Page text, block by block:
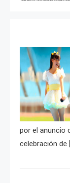
por el anuncio
celebración de